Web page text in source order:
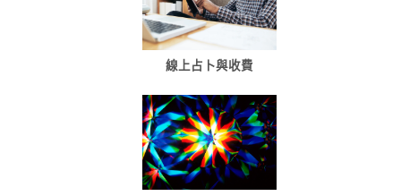
線上占卜與收費